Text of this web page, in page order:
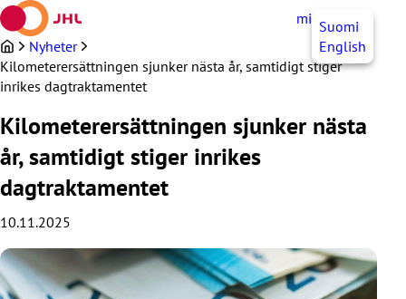
Hoppa
till
innehållet
mittJHL SV
Suomi
English
Nyheter
Kilometerersättningen sjunker nästa år, samtidigt stiger
inrikes dagtraktamentet
Kilometerersättningen sjunker nästa
år, samtidigt stiger inrikes
dagtraktamentet
10.11.2025